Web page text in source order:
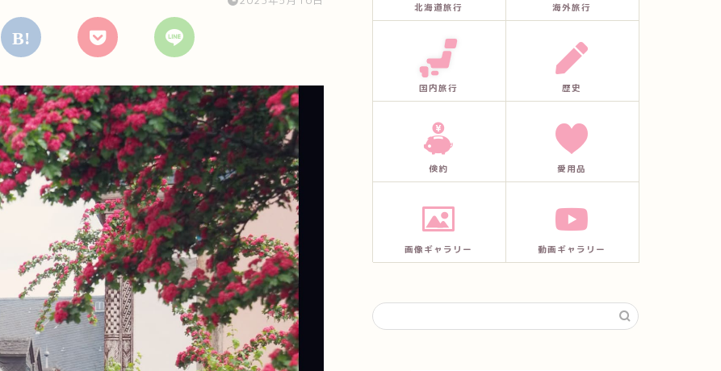
北海道旅行 海外旅行
国内旅行 歴史
倹約 愛用品
画像ギャラリー 動画ギャラリー